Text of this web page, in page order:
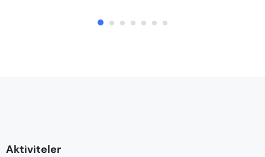
Aktiviteler